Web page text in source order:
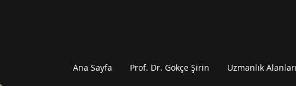
Ana Sayfa Prof. Dr. Gökçe Şirin Uzmanlık Alanları